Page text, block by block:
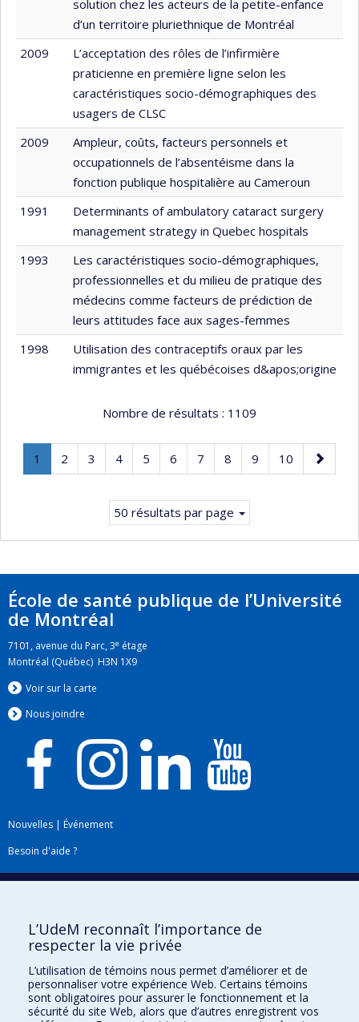
solution chez les acteurs de la petite-enfance
d’un territoire pluriethnique de Montréal
2009
L’acceptation des rôles de l’infirmière
praticienne en première ligne selon les
caractéristiques socio-démographiques des
usagers de CLSC
2009
Ampleur, coûts, facteurs personnels et
occupationnels de l’absentéisme dans la
fonction publique hospitalière au Cameroun
1991
Determinants of ambulatory cataract surgery
management strategy in Quebec hospitals
1993
Les caractéristiques socio-démographiques,
professionnelles et du milieu de pratique des
médecins comme facteurs de prédiction de
leurs attitudes face aux sages-femmes
1998
Utilisation des contraceptifs oraux par les
immigrantes et les québécoises d&apos;origine
Nombre de résultats : 1109
Page
1
Page
Page
2 Page
3 Page
4 Page
5 Page
6 Page
7 Page
8 Page
9 Page
10
Page
suivante
50 résultats par page
École de santé publique de l’Université
de Montréal
7101, avenue du Parc, 3e étage
Montréal (Québec) H3N 1X9
Voir sur la carte
Nous joindre
Nouvelles | Événement
Besoin d'aide ?
Plan du site|Accessibilité
Téléchargez les logos de l'ESPUM
L’UdeM reconnaît l’importance de
respecter la vie privée
L’utilisation de témoins nous permet d’améliorer et de
personnaliser votre expérience Web. Certains témoins
sont obligatoires pour assurer le fonctionnement et la
sécurité du site Web, alors que d’autres enregistrent vos